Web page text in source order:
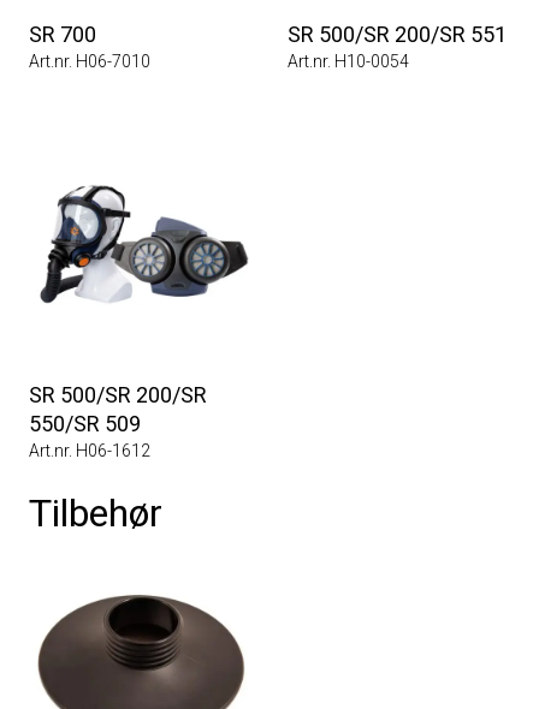
SR 700
Art.nr. H06-7010
SR 500/SR 200/SR 551
Art.nr. H10-0054
SR 500/SR 200/SR
550/SR 509
Art.nr. H06-1612
Tilbehør